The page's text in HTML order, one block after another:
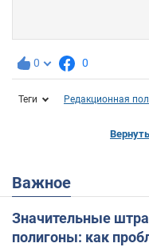
0 0
Теги Редакционная
Важное
Значительные
полигоны: как